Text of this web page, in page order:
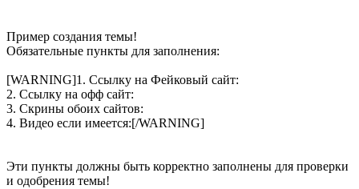
Пример создания темы!
Обязательные пункты для заполнения:
[WARNING]1. Ссылку на Фейковый сайт:
2. Ссылку на офф сайт:
3. Скрины обоих сайтов:
4. Видео если имеется:[/WARNING]
Эти пункты должны быть корректно заполнены для проверки
и одобрения темы!